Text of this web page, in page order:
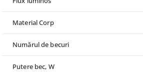
Material Corp
Numărul de becuri
Putere bec, W